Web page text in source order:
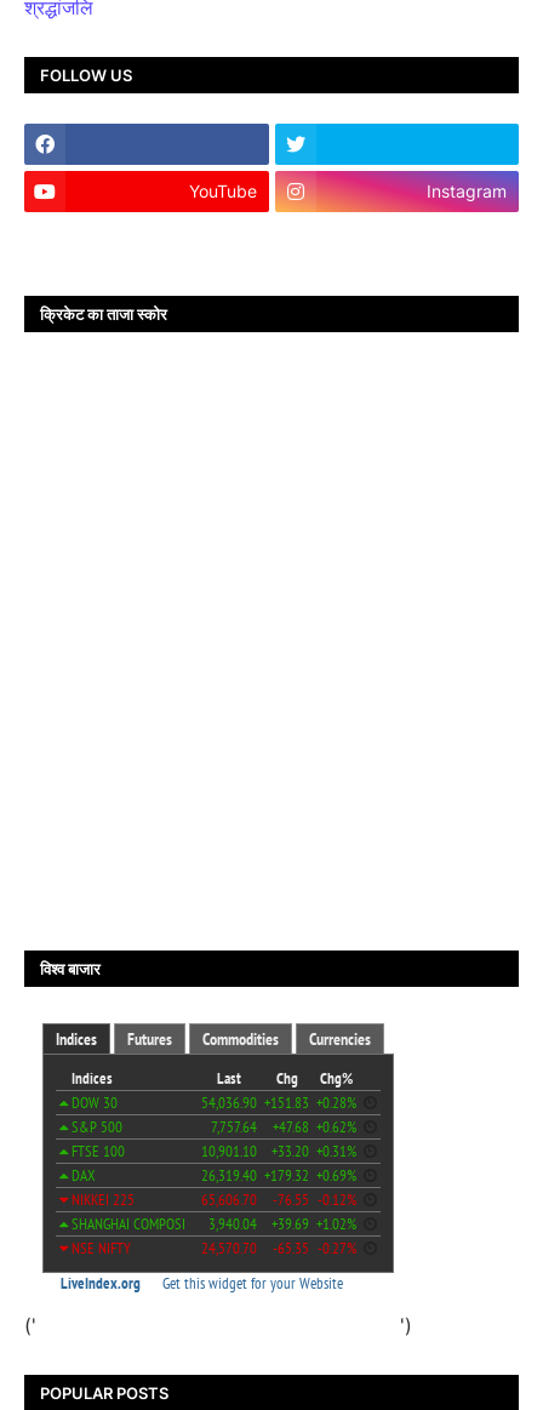
श्रद्धांजलि
FOLLOW US
YouTube Instagram
क्रिकेट का ताजा स्कोर
विश्व बाजार
(' ')
POPULAR POSTS